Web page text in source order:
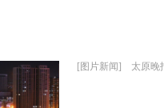
[图片新闻] 太原晚